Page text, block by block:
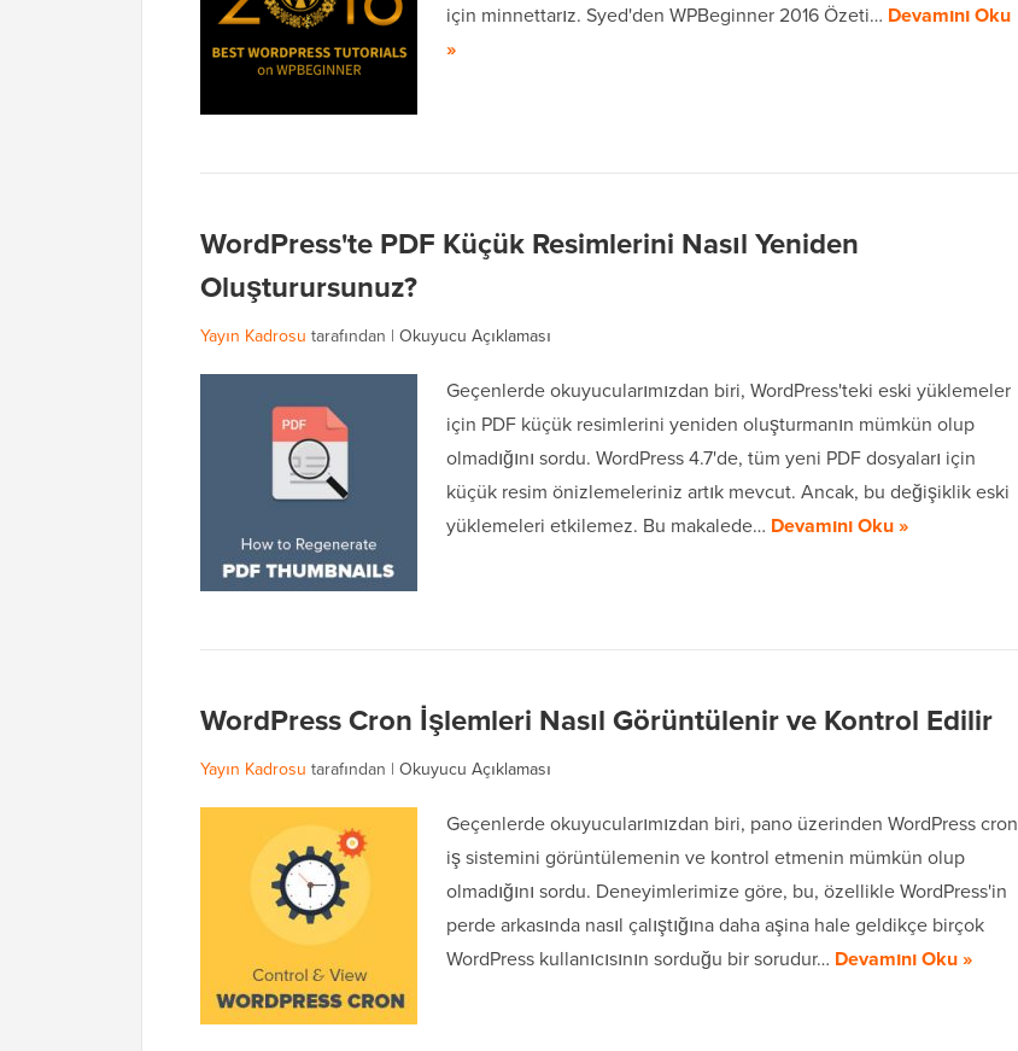
için minnettarız. Syed'den WPBeginner 2016 Özeti… Devamını Oku
»
WordPress'te PDF Küçük Resimlerini Nasıl Yeniden
Oluşturursunuz?
Yayın Kadrosu tarafından | Okuyucu Açıklaması
Geçenlerde okuyucularımızdan biri, WordPress'teki eski yüklemeler
için PDF küçük resimlerini yeniden oluşturmanın mümkün olup
olmadığını sordu. WordPress 4.7'de, tüm yeni PDF dosyaları için
küçük resim önizlemeleriniz artık mevcut. Ancak, bu değişiklik eski
yüklemeleri etkilemez. Bu makalede… Devamını Oku »
WordPress Cron İşlemleri Nasıl Görüntülenir ve Kontrol Edilir
Yayın Kadrosu tarafından | Okuyucu Açıklaması
Geçenlerde okuyucularımızdan biri, pano üzerinden WordPress cron
iş sistemini görüntülemenin ve kontrol etmenin mümkün olup
olmadığını sordu. Deneyimlerimize göre, bu, özellikle WordPress'in
perde arkasında nasıl çalıştığına daha aşina hale geldikçe birçok
WordPress kullanıcısının sorduğu bir sorudur… Devamını Oku »